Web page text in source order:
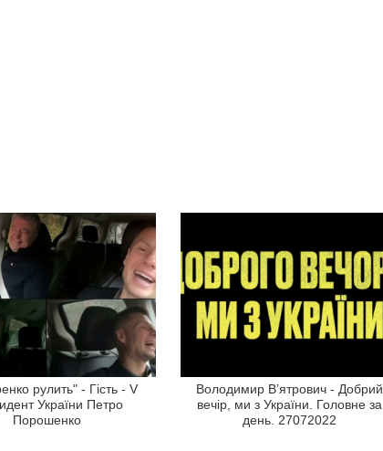
рулить" - Гість - V
України Петро
Порошенко
Володимир В’ятрович - Добрий
вечір, ми з України. Головне за
день. 27072022